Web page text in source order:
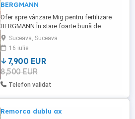
BERGMANN
Ofer spre vânzare Mig pentru fertilizare
BERGMANN În stare foarte bună de
funcționare Vopsea originală Cauciucuri
foarte bune Pentru detalii suplimentare
sunați la (
Suceava, Suceava
16 iulie
7,900 EUR
8,500 EUR
Telefon validat
Remorca dublu ax